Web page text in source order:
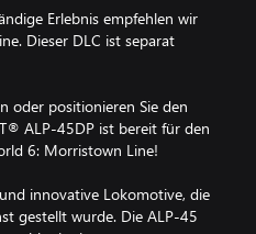
Erlebnis empfehlen wir
Dieser DLC ist separat
oder positionieren Sie den
ALP-45DP ist bereit für den
6: Morristown Line!
innovative Lokomotive, die
gestellt wurde. Die ALP-45